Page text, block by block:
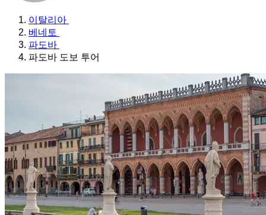
이탈리아
베네토
파도바
파도바 도보 투어